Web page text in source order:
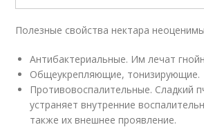
Полезные свойства нектара
Антибактериальные. Им лечат
Общеукрепляющие, тонизирующие.
Противовоспалительные. Сладкий
устраняет внутренние
также их внешнее проявление.